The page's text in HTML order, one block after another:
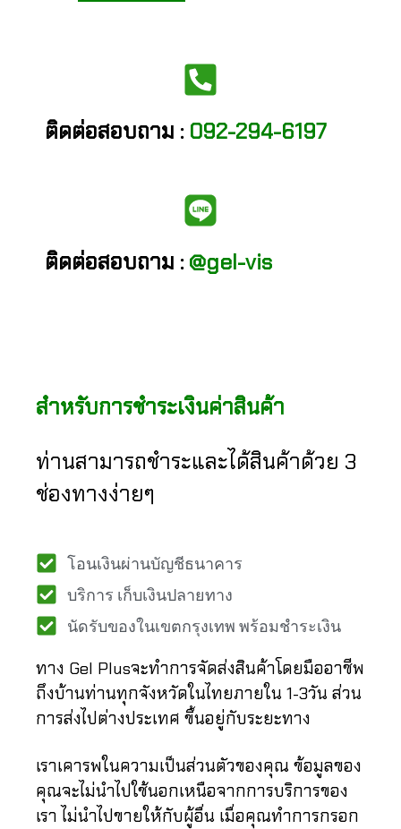
ติดต่อสอบถาม : 092-294-6197
ติดต่อสอบถาม :@gel-vis
สำหรับการชำระเงินค่าสินค้า
ท่านสามารถชำระและได้สินค้าด้วย 3
ช่องทางง่ายๆ
โอนเงินผ่านบัญชีธนาคาร
บริการ เก็บเงินปลายทาง​
นัดรับของในเขตกรุงเทพ พร้อมชำระเงิน
ทาง Gel Plusจะทำการจัดส่งสินค้าโดยมืออาชีพ
ถึงบ้านท่านทุกจังหวัดในไทยภายใน 1-3วัน ส่วน
การส่งไปต่างประเทศ ขึ้นอยู่กับระยะทาง
เราเคารพในความเป็นส่วนตัวของคุณ ข้อมูลของ
คุณจะไม่นำไปใช้นอกเหนือจากการบริการของ
เรา ไม่นำไปขายให้กับผู้อื่น เมื่อคุณทำการกรอก